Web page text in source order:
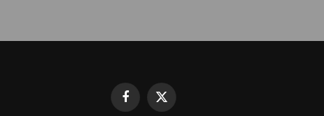
FacebookX